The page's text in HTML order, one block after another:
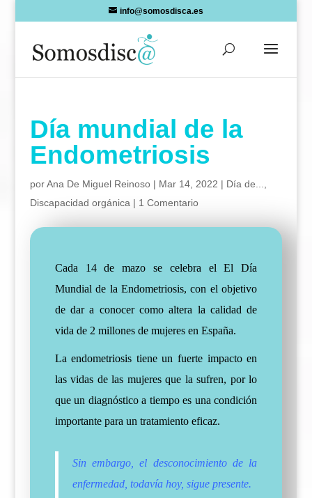
info@somosdisca.es
Día mundial de la
Endometriosis
porAna De Miguel Reinoso| Mar 14, 2022 | Día de...
Discapacidad orgánica | 1 Comentario
Cada 14 de mazo se celebra el El Día
Mundial de la Endometriosis, con el objetivo
de dar a conocer como altera la calidad de
vida de 2 millones de mujeres en España.
La endometriosis tiene un fuerte impacto en
las vidas de las mujeres que la sufren, por lo
que un diagnóstico a tiempo es una condición
importante para un tratamiento eficaz.
Sin embargo, el desconocimiento de la
enfermedad, todavía hoy, sigue presente.